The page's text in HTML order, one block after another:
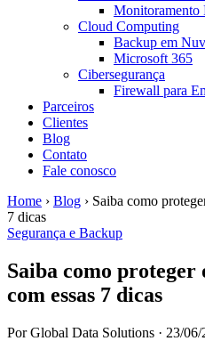
Monitoramento
Cloud Computing
Backup em
Microsoft 365
Cibersegurança
Firewall para
Parceiros
Clientes
Blog
Contato
Fale conosco
Home › Blog › Saiba como
7 dicas
Segurança e Backup
Saiba como
com essas 7 dicas
Por Global Data Solutions · 23/06/